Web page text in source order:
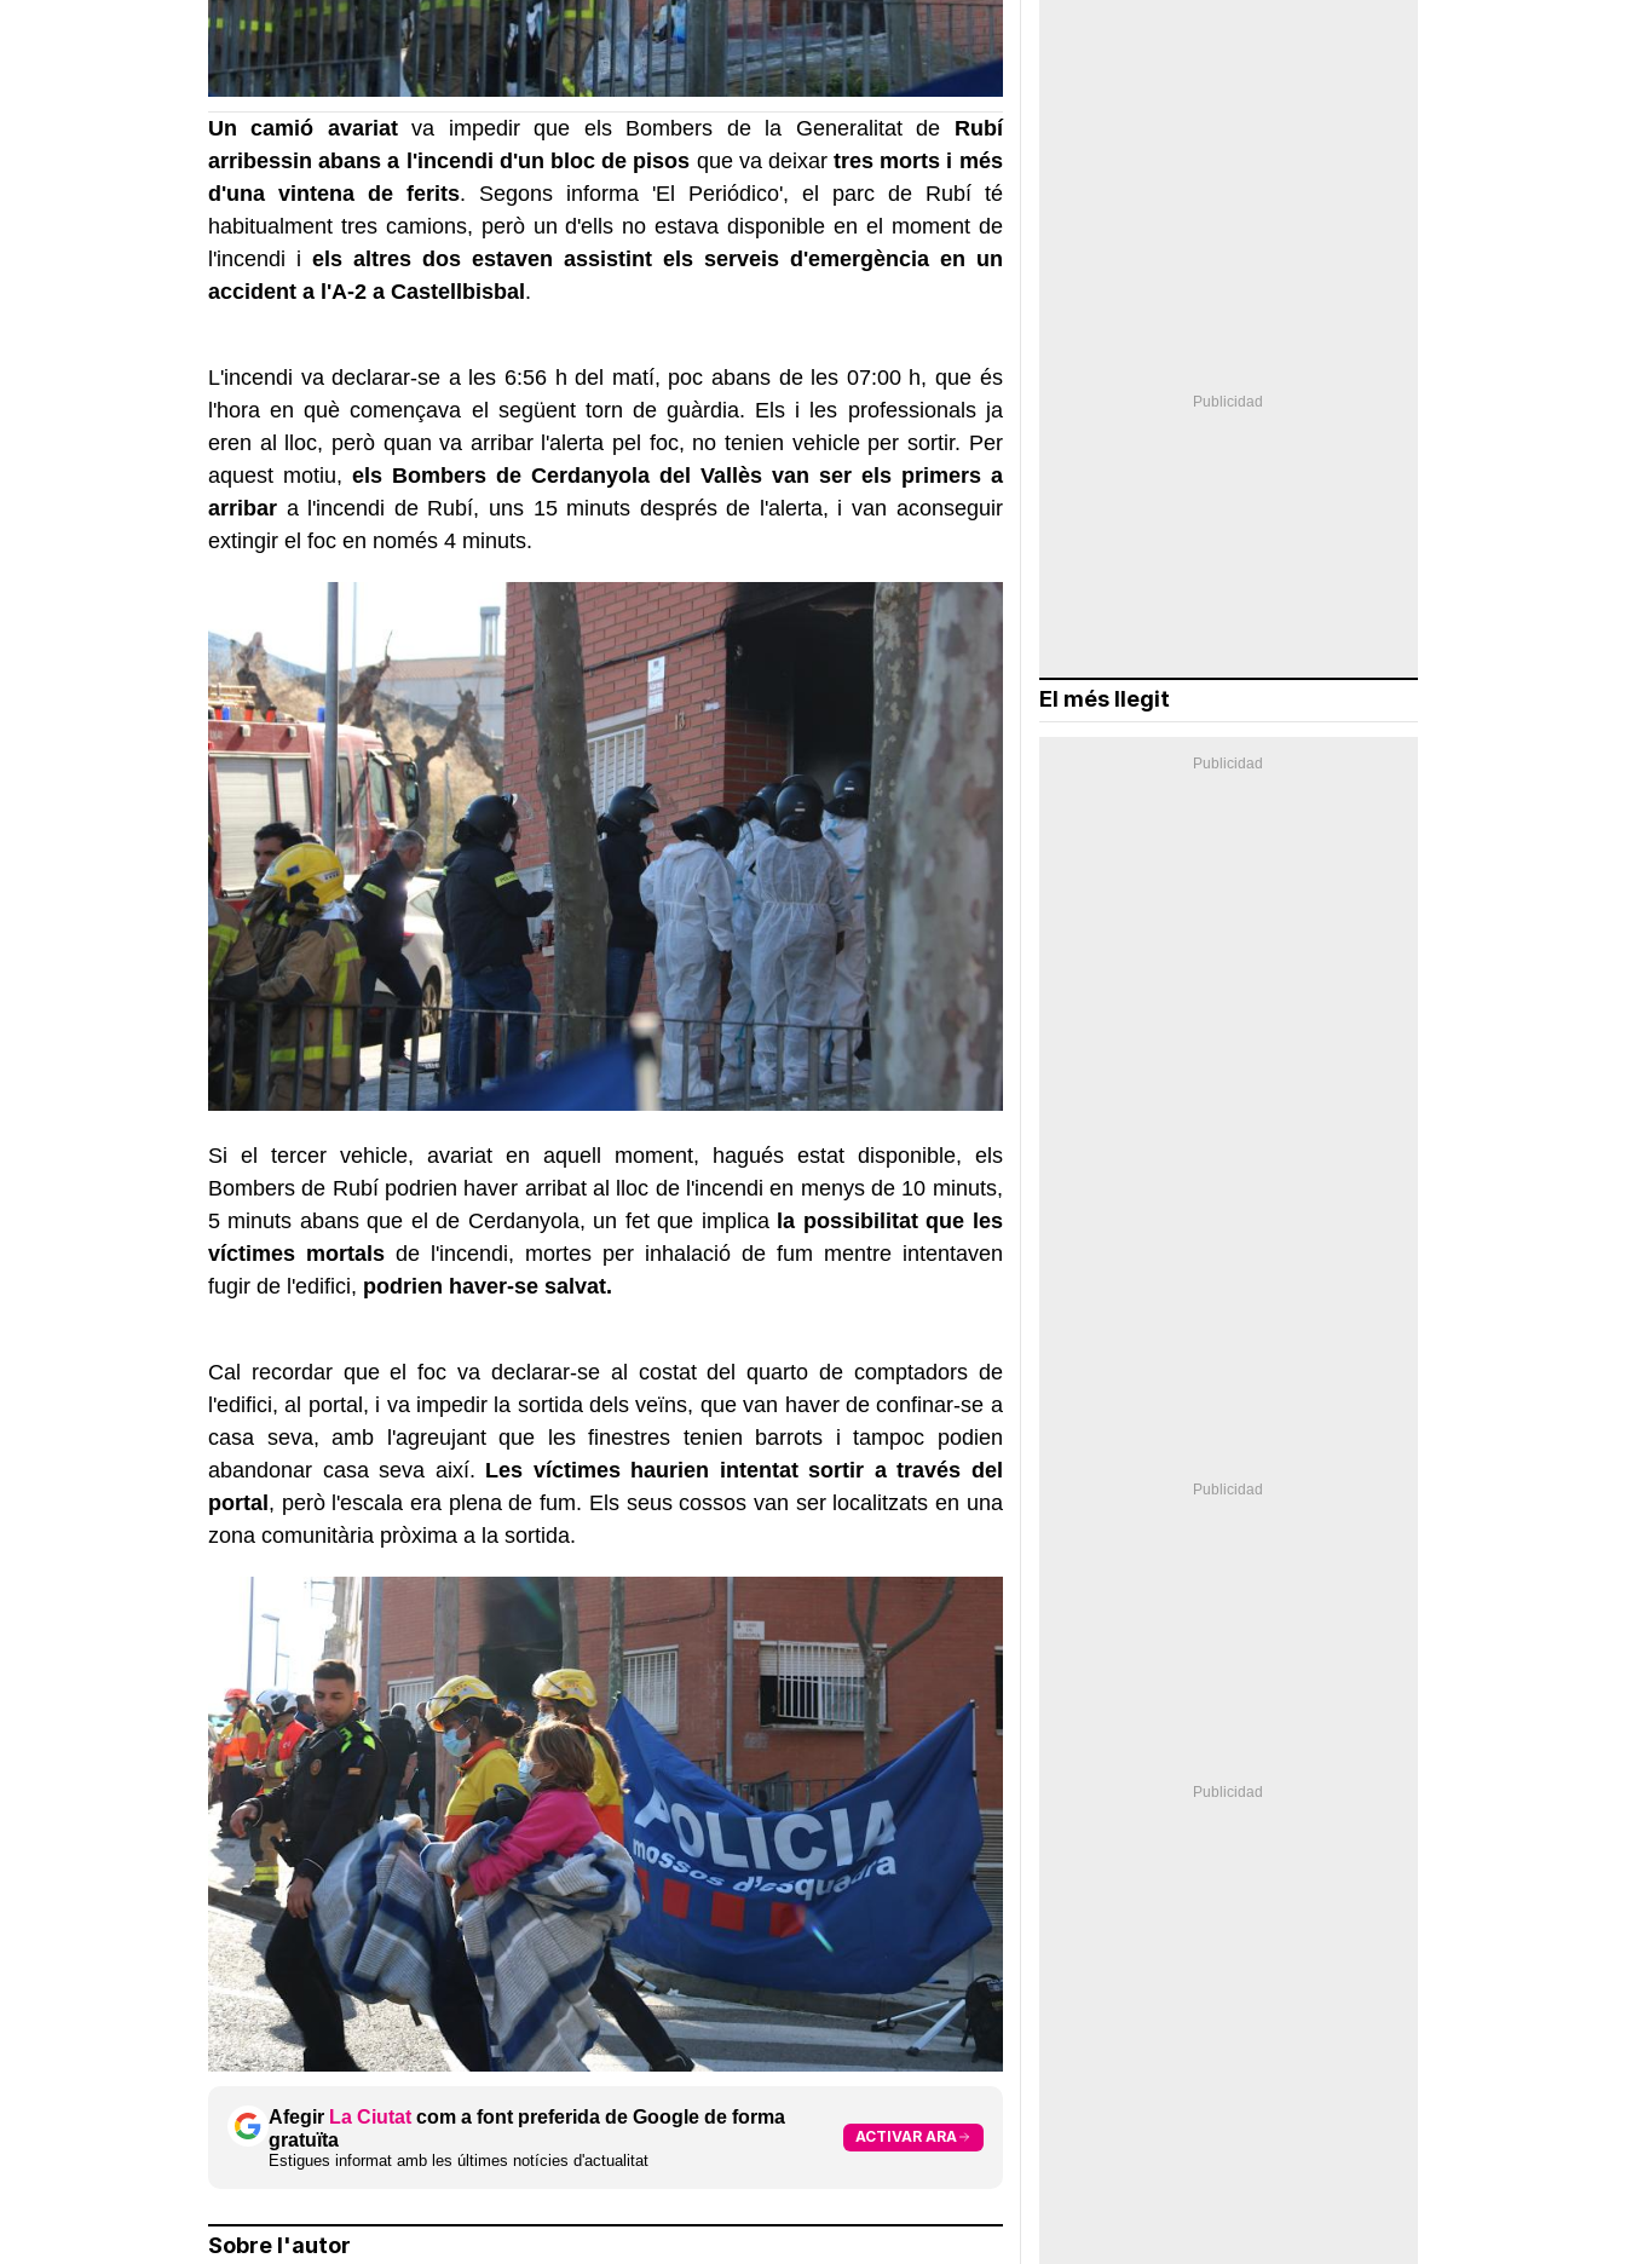
Un camió avariatva impedir que els Bombers de la Generalitat de Rubí
arribessin abans a l'incendi d'un bloc de pisos que va deixartres morts i més
d'una vintena de ferits. Segons informa 'El Periódico', el parc de Rubí té
habitualment tres camions, però un d'ells no estava disponible en el moment de
l'incendi i els altres dos estaven assistint els serveis d'emergència en un
accident a l'A-2 a Castellbisbal.
L'incendi va declarar-se a les 6:56 h del matí, poc abans de les 07:00 h, que és
l'hora en què començava el següent torn de guàrdia. Els i les professionals ja
eren al lloc, però quan va arribar l'alerta pel foc, no tenien vehicle per sortir. Per
aquest motiu, els Bombers de Cerdanyola del Vallès van ser els primers a
arribar a l'incendi de Rubí, uns 15 minuts després de l'alerta, i van aconseguir
extingir el foc en només 4 minuts.
Si el tercer vehicle, avariat en aquell moment, hagués estat disponible, els
Bombers de Rubí podrien haver arribat al lloc de l'incendi en menys de 10 minuts,
5 minuts abans que el de Cerdanyola, un fet que implica la possibilitat que les
víctimes mortalsde l'incendi, mortes per inhalació de fum mentre intentaven
fugir de l'edifici, podrien haver-se salvat.
Cal recordar que el foc va declarar-se al costat del quarto de comptadors de
l'edifici, al portal, i va impedir la sortida dels veïns, que van haver de confinar-se a
casa seva, amb l'agreujant que les finestres tenien barrots i tampoc podien
abandonar casa seva així. Les víctimes haurien intentat sortir a través del
portal , però l'escala era plena de fum. Els seus cossos van ser localitzats en una
zona comunitària pròxima a la sortida.
Afegir La Ciutat com a font preferida de Google de forma
gratuïta
Estigues informat amb les últimes notícies d'actualitat
ACTIVAR ARA
Sobre l'autor
El més llegit